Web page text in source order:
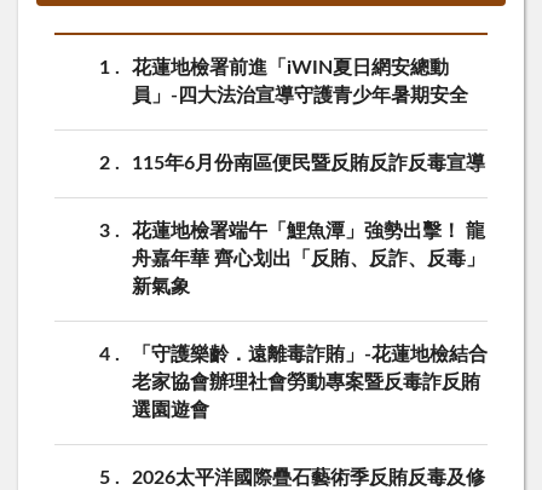
1
花蓮地檢署前進「iWIN夏日網安總動
員」-四大法治宣導守護青少年暑期安全
2 115年6月份南區便民暨反賄反詐反毒宣導
3
花蓮地檢署端午「鯉魚潭」強勢出擊！ 龍
舟嘉年華 齊心划出「反賄、反詐、反毒」
新氣象
4
「守護樂齡．遠離毒詐賄」-花蓮地檢結合
老家協會辦理社會勞動專案暨反毒詐反賄
選園遊會
5
2026太平洋國際疊石藝術季反賄反毒及修